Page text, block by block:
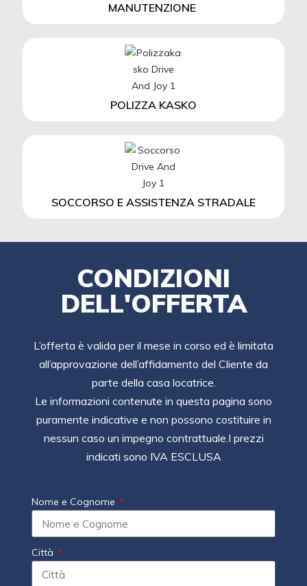
MANUTENZIONE
POLIZZA KASKO
SOCCORSO E ASSISTENZA STRADALE
CONDIZIONI
DELL'OFFERTA
L’offerta è valida per il mese in corso ed è limitata
all’approvazione dell’affidamento del Cliente da
parte della casa locatrice.
Le informazioni contenute in questa pagina sono
puramente indicative e non possono costituire in
nessun caso un impegno contrattuale.I prezzi
indicati sono IVA ESCLUSA
Nome e Cognome
Città